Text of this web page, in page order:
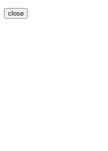
close